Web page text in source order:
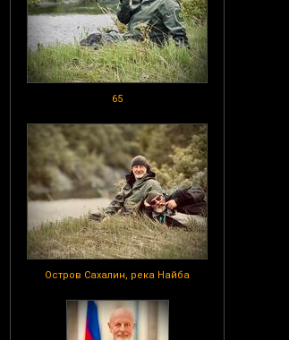
65
Остров Сахалин, река Найба